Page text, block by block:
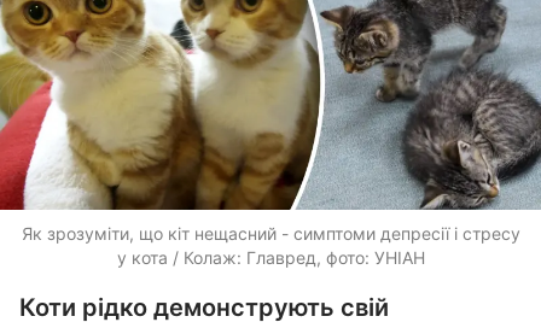
Як зрозуміти, що кіт нещасний - симптоми депресії і стресу
у кота / Колаж: Главред, фото: УНІАН
Коти рідко демонструють свій